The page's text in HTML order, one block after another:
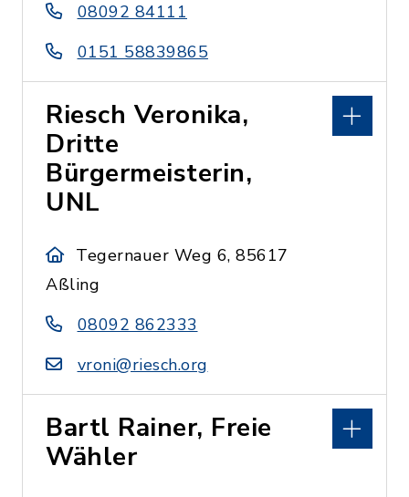
08092 84111
0151 58839865
Riesch Veronika,
Dritte
Bürgermeisterin,
UNL
Tegernauer Weg 6, 85617
Aßling
08092 862333
vroni@riesch.org
Bartl Rainer, Freie
Wähler